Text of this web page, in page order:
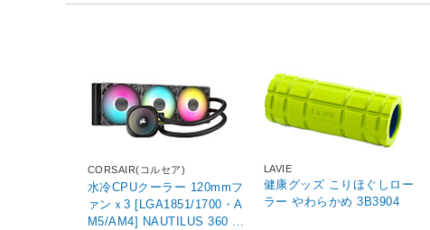
CORSAIR(コルセア)
水冷CPUクーラー 120mmフ
ァンｘ3 [LGA1851/1700・A
M5/AM4] NAUTILUS 360 R
LAVIE
健康グッズ こりほぐしロー
ラー やわらかめ 3B3904